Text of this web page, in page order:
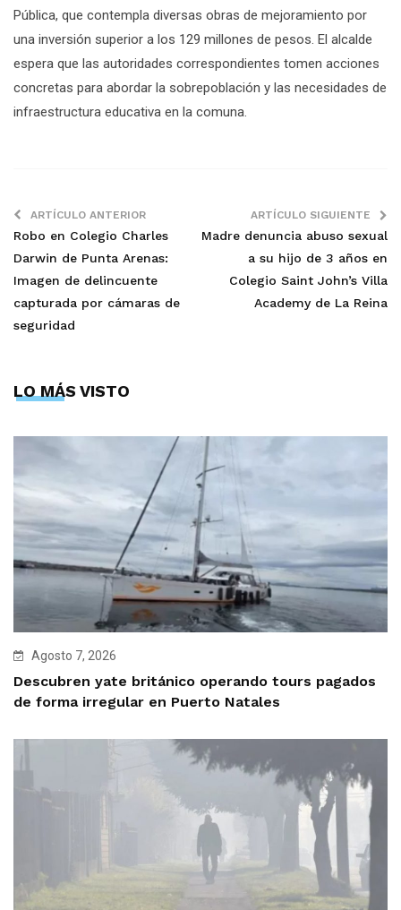
Pública, que contempla diversas obras de mejoramiento por
una inversión superior a los 129 millones de pesos. El alcalde
espera que las autoridades correspondientes tomen acciones
concretas para abordar la sobrepoblación y las necesidades de
infraestructura educativa en la comuna.
ARTÍCULO ANTERIOR
Robo en Colegio Charles
Darwin de Punta Arenas:
Imagen de delincuente
capturada por cámaras de
seguridad
ARTÍCULO SIGUIENTE
Madre denuncia abuso sexual
a su hijo de 3 años en
Colegio Saint John’s Villa
Academy de La Reina
LO MÁS VISTO
Agosto 7, 2026
Descubren yate británico operando tours pagados
de forma irregular en Puerto Natales